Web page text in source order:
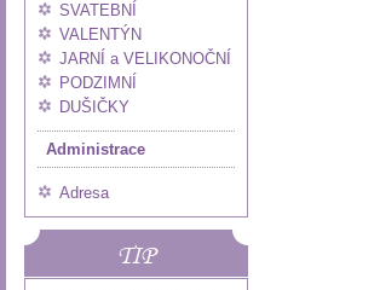
SVATEBNÍ
VALENTÝN
JARNÍ a VELIKONOČNÍ
PODZIMNÍ
DUŠIČKY
Administrace
Adresa
TIP